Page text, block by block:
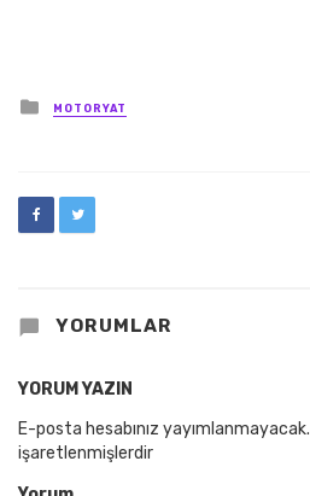
Posted
in
MOTORYAT
YORUMLAR
YORUM YAZIN
E-posta hesabınız yayımlanmayacak.
işaretlenmişlerdir